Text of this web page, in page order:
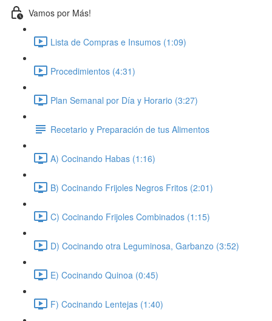
Vamos por Más!
Lista de Compras e Insumos (1:09)
Procedimientos (4:31)
Plan Semanal por Día y Horario (3:27)
Recetario y Preparación de tus Alimentos
A) Cocinando Habas (1:16)
B) Cocinando Frijoles Negros Fritos (2:01)
C) Cocinando Frijoles Combinados (1:15)
D) Cocinando otra Leguminosa, Garbanzo (3:52)
E) Cocinando Quinoa (0:45)
F) Cocinando Lentejas (1:40)